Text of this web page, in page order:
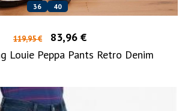
36 40
119,95 €
83,96 €
Louie Peppa Pants Retro Denim